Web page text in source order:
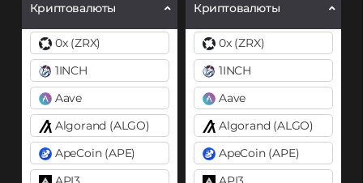
Криптовалюты
0x (ZRX)
1INCH
Aave
Algorand (ALGO)
ApeCoin (APE)
Криптовалюты
0x (ZRX)
1INCH
Aave
Algorand (ALGO)
ApeCoin (APE)